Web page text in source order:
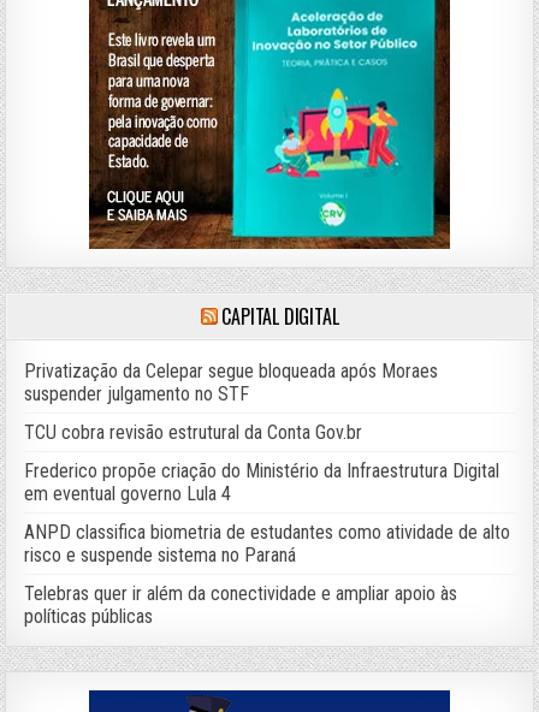
CAPITAL DIGITAL
Privatização da Celepar segue bloqueada após Moraes
suspender julgamento no STF
TCU cobra revisão estrutural da Conta Gov.br
Frederico propõe criação do Ministério da Infraestrutura Digital
em eventual governo Lula 4
ANPD classifica biometria de estudantes como atividade de alto
risco e suspende sistema no Paraná
Telebras quer ir além da conectividade e ampliar apoio às
políticas públicas